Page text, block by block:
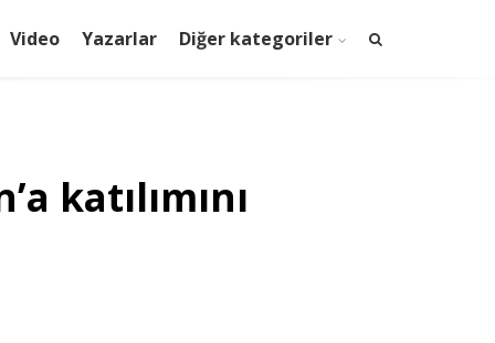
Video Yazarlar Diğer kategoriler
katılımını